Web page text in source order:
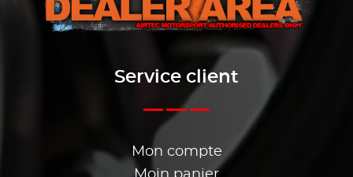
Service client
Mon compte